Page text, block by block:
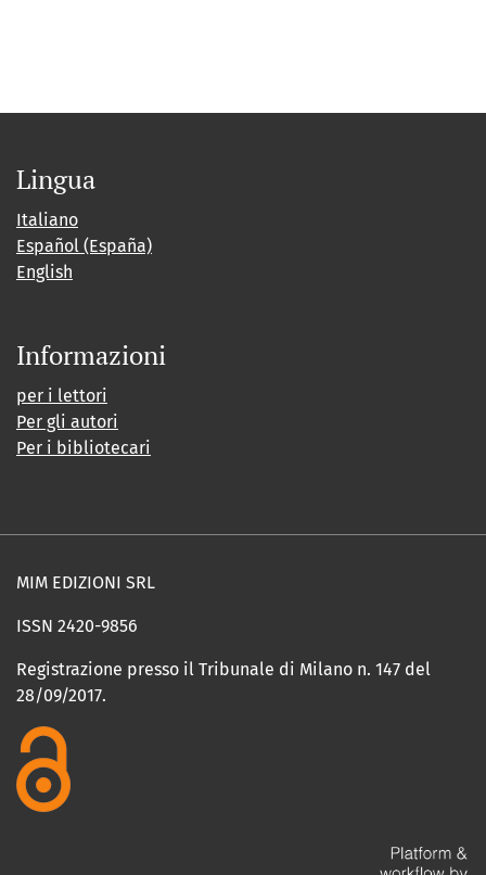
Lingua
Italiano
Español (España)
English
Informazioni
per i lettori
Per gli autori
Per i bibliotecari
MIM EDIZIONI SRL
ISSN 2420-9856
Registrazione presso il Tribunale di Milano n. 147 del
28/09/2017.